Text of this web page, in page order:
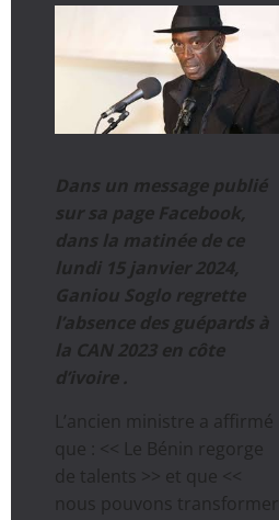
Dans un message publié
sur sa page Facebook,
dans la matinée de ce
lundi 15 janvier 2024,
Ganiou Soglo regrette
l’absence des guépards à
la CAN 2023 en côte
d’ivoire .
L’ancien ministre a affirmé
que : << Le Bénin regorge
de talents >> et que <<
nous pouvons transformer